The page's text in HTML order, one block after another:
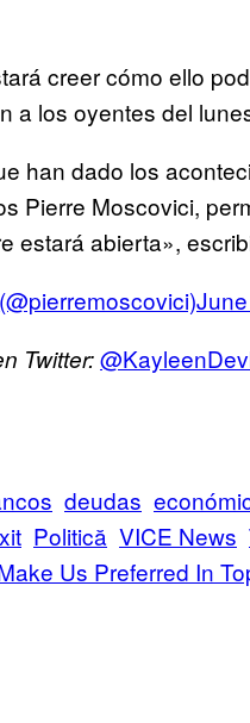
creer cómo ello
a los oyentes del
han dado los
Pierre Moscovici,
estará abierta»,
Twitter:
deudas
Politică VICE News
Us Preferred In